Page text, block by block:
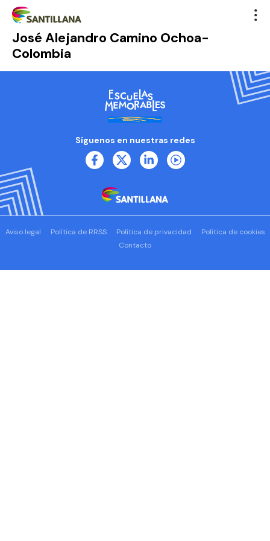
José Alejandro Camino Ochoa-
Colombia
Síguenos en nuestras redes
Aviso legal Política de RRSS Política de privacidad
Política de cookies
Contacto